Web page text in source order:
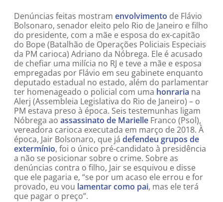
Denúncias feitas mostram envolvimento de Flávio
Bolsonaro, senador eleito pelo Rio de Janeiro e filho
do presidente, com a mãe e esposa do ex-capitão
do Bope (Batalhão de Operações Policiais Especiais
da PM carioca) Adriano da Nóbrega. Ele é acusado
de chefiar uma milícia no RJ e teve a mãe e esposa
empregadas por Flávio em seu gabinete enquanto
deputado estadual no estado, além do parlamentar
ter homenageado o policial com uma honraria na
Alerj (Assembleia Legislativa do Rio de Janeiro) – o
PM estava preso à época. Seis testemunhas ligam
Nóbrega ao assassinato de Marielle Franco (Psol),
vereadora carioca executada em março de 2018. À
época, Jair Bolsonaro, que já defendeu grupos de
extermínio, foi o único pré-candidato à presidência
a não se posicionar sobre o crime. Sobre as
denúncias contra o filho, Jair se esquivou e disse
que ele pagaria e, “se por um acaso ele errou e for
provado, eu vou lamentar como pai, mas ele terá
que pagar o preço”.